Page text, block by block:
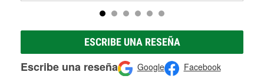
ESCRIBE UNA RESEÑA
Escribe una reseña Google Facebook